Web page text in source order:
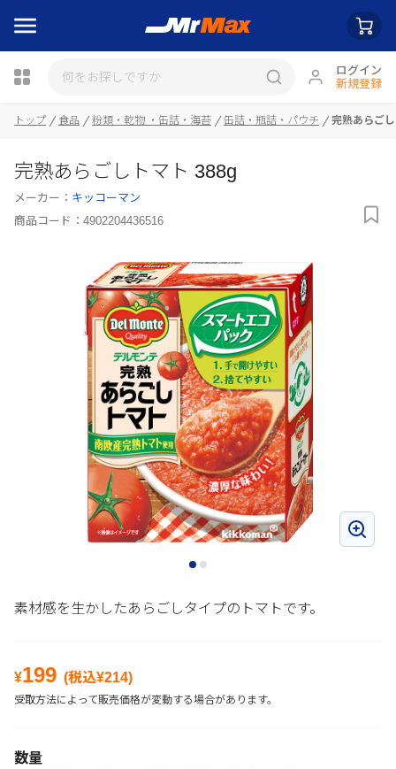
ログイン
新規登録
トップ 食品 粉類・乾物 ・缶詰・海苔 缶詰・瓶詰・パウチ 完熟あらご
完熟あらごしトマト 388g
メーカー： キッコーマン
商品コード： 4902204436516
素材感を生かしたあらごしタイプのトマトです。
¥199 (税込¥214)
受取方法によって販売価格が変動する場合があります。
数量